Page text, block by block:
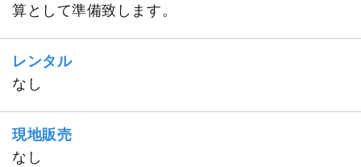
算として準備致します。
レンタル
なし
現地販売
なし